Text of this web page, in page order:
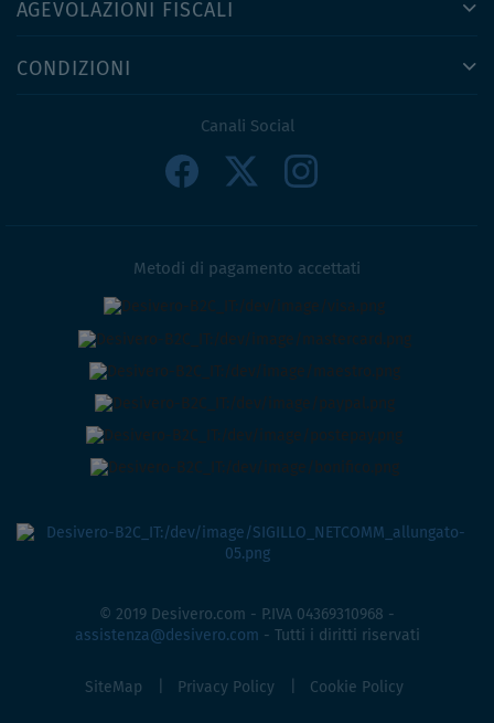
AGEVOLAZIONI FISCALI
CONDIZIONI
Canali Social
Metodi di pagamento accettati
© 2019 Desivero.com - P.IVA 04369310968 -
assistenza@desivero.com - Tutti i diritti riservati
SiteMap Privacy Policy Cookie Policy